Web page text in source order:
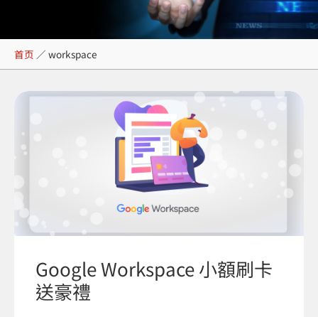
workspace
首页 ／ workspace
Google Workspace 小額刷卡
送豪禮